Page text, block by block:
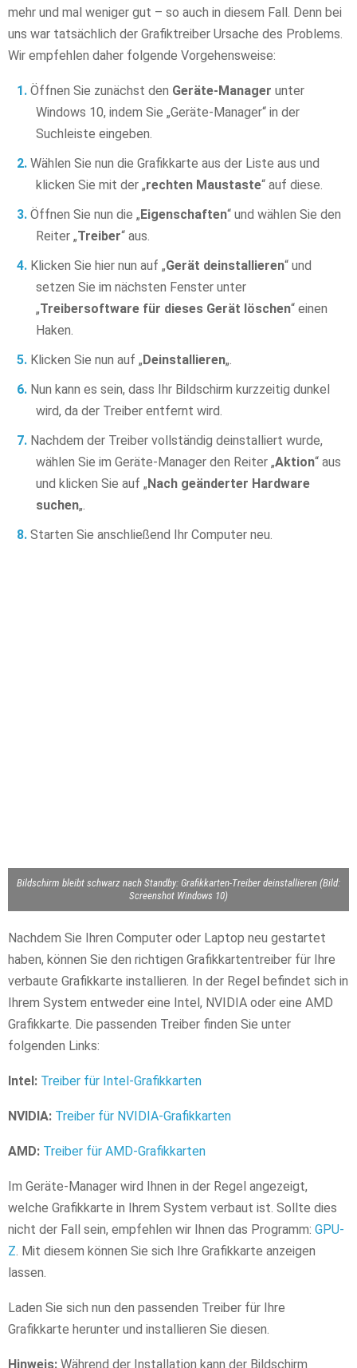
mehr und mal weniger gut – so auch in diesem Fall. Denn bei
uns war tatsächlich der Grafiktreiber Ursache des Problems.
Wir empfehlen daher folgende Vorgehensweise:
Öffnen Sie zunächst den Geräte-Manager unter
Windows 10, indem Sie „Geräte-Manager“ in der
Suchleiste eingeben.
Wählen Sie nun die Grafikkarte aus der Liste aus und
klicken Sie mit der „rechten Maustaste“ auf diese.
Öffnen Sie nun die „ Eigenschaften“ und wählen Sie den
Reiter „Treiber“ aus.
Klicken Sie hier nun auf „Gerät deinstallieren“ und
setzen Sie im nächsten Fenster unter
„Treibersoftware für dieses Gerät löschen“ einen
Haken.
Klicken Sie nun auf „ Deinstallieren„.
Nun kann es sein, dass Ihr Bildschirm kurzzeitig dunkel
wird, da der Treiber entfernt wird.
Nachdem der Treiber vollständig deinstalliert wurde,
wählen Sie im Geräte-Manager den Reiter „Aktion“ aus
und klicken Sie auf „ Nach geänderter Hardware
suchen„.
Starten Sie anschließend Ihr Computer neu.
Bildschirm bleibt schwarz nach Standby: Grafikkarten-Treiber deinstallieren (Bild:
Screenshot Windows 10)
Nachdem Sie Ihren Computer oder Laptop neu gestartet
haben, können Sie den richtigen Grafikkartentreiber für Ihre
verbaute Grafikkarte installieren. In der Regel befindet sich in
Ihrem System entweder eine Intel, NVIDIA oder eine AMD
Grafikkarte. Die passenden Treiber finden Sie unter
folgenden Links:
Intel: Treiber für Intel-Grafikkarten
NVIDIA: Treiber für NVIDIA-Grafikkarten
AMD: Treiber für AMD-Grafikkarten
Im Geräte-Manager wird Ihnen in der Regel angezeigt,
welche Grafikkarte in Ihrem System verbaut ist. Sollte dies
nicht der Fall sein, empfehlen wir Ihnen das Programm: GPU-
Z. Mit diesem können Sie sich Ihre Grafikkarte anzeigen
lassen.
Laden Sie sich nun den passenden Treiber für Ihre
Grafikkarte herunter und installieren Sie diesen.
Hinweis: Während der Installation kann der Bildschirm